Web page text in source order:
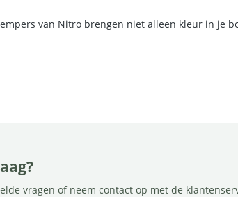
van Nitro brengen niet alleen kleur in je
vragen of neem contact op met de